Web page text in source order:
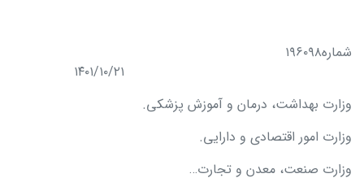
وزارت بهداشت، درمان و آموزش پزشکی.
وزارت امور اقتصادی و دارایی.
وزارت صنعت، معدن و تجارت…